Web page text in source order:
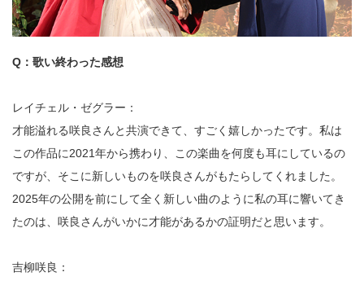
Q：歌い終わった感想
レイチェル・ゼグラー：
才能溢れる咲良さんと共演できて、すごく嬉しかったです。私は
この作品に2021年から携わり、この楽曲を何度も耳にしているの
ですが、そこに新しいものを咲良さんがもたらしてくれました。
2025年の公開を前にして全く新しい曲のように私の耳に響いてき
たのは、咲良さんがいかに才能があるかの証明だと思います。
吉柳咲良：